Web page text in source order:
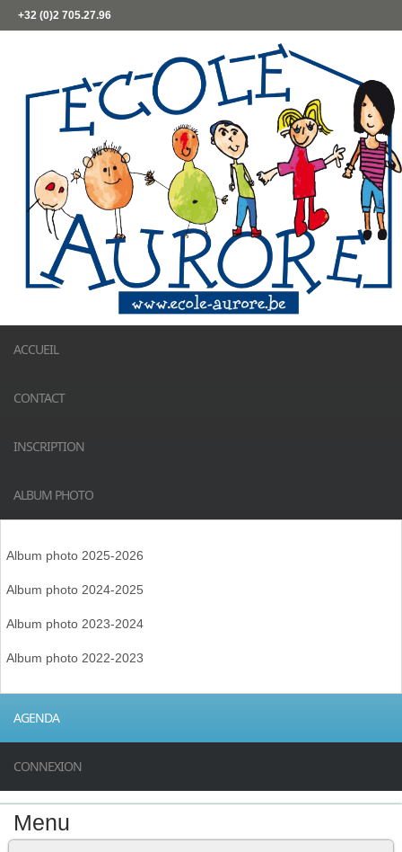
+32 (0)2 705.27.96
ACCUEIL
CONTACT
INSCRIPTION
ALBUM PHOTO
Album photo 2025-2026
Album photo 2024-2025
Album photo 2023-2024
Album photo 2022-2023
AGENDA
CONNEXION
Menu